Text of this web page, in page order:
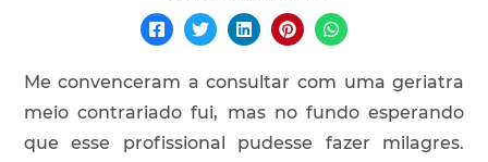
Me convenceram a consultar com uma geriatra
meio contrariado fui, mas no fundo esperando
que esse profissional pudesse fazer milagres.